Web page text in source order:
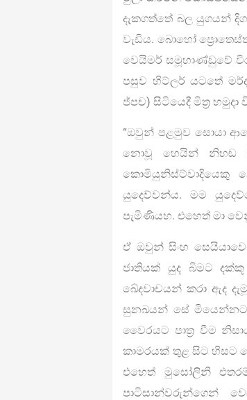
දැකගත්තේ බල යුගයන්
වැඩිය. බොහෝ
වෙයිමර් සමූහාණ්ඩුවේ
පසුව හිට්ලර් යටතේ
ජ්පච) සිටියෙදී මිත්‍ර
“ඔවුන් පළමුව සොයා
නොවූ හෙයින් නිහඬ
යුදෙව්වන්ය. මම
පැමිණියහ. එහෙත් මා
ඒ ඔවුන් සිංහ
ජාතියක් යුද බිමට
ඛේදවාචයන් කරා ඇද
සුනඛයන් සේ මියෙන්නට
වෛරයට පාත්‍ර වීම
කාමරයක් තුළ සිට හිසට
එහෙත් මුසෝලිනි
පාටිසාන්වරුන්ගෙන්